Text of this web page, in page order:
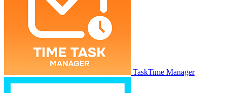
TaskTime Manager